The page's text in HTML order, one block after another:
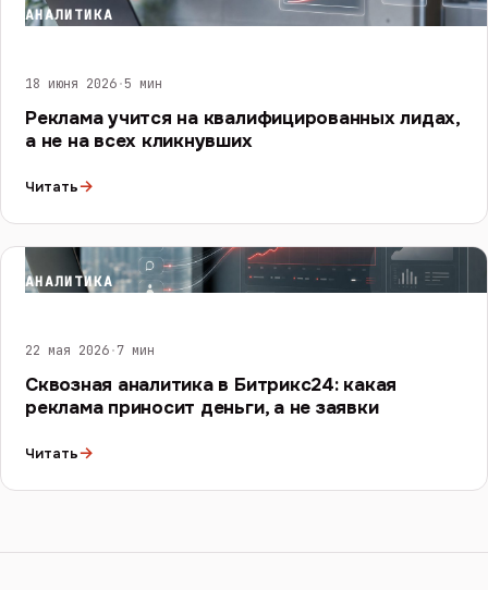
АНАЛИТИКА
18 июня 2026·5 мин
Реклама учится на квалифицированных лидах,
а не на всех кликнувших
Читать→
АНАЛИТИКА
22 мая 2026·7 мин
Сквозная аналитика в Битрикс24: какая
реклама приносит деньги, а не заявки
Читать→